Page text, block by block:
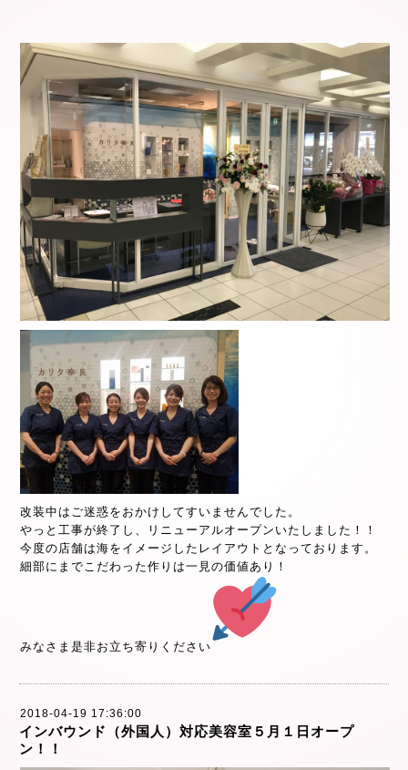
改装中はご迷惑をおかけしてすいませんでした。
やっと工事が終了し、リニューアルオープンいたしました！！
今度の店舗は海をイメージしたレイアウトとなっております。
細部にまでこだわった作りは一見の価値あり！
みなさま是非お立ち寄りください
2018-04-19 17:36:00
インバウンド（外国人）対応美容室５月１日オープ
ン！！